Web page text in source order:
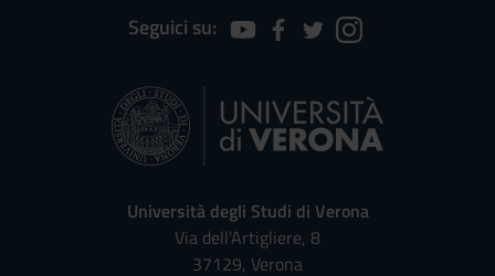
Seguici su:
Università degli Studi di Verona
Via dell'Artigliere, 8
37129, Verona